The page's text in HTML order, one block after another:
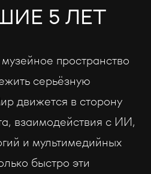
5 ЛЕТ
пространство
серьёзную
движется в сторону
взаимодействия с ИИ,
и мультимедийных
быстро эти